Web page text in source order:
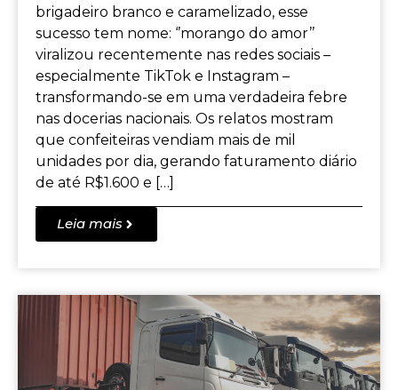
brigadeiro branco e caramelizado, esse
sucesso tem nome: ‘’morango do amor’’
viralizou recentemente nas redes sociais –
especialmente TikTok e Instagram –
transformando-se em uma verdadeira febre
nas docerias nacionais. Os relatos mostram
que confeiteiras vendiam mais de mil
unidades por dia, gerando faturamento diário
de até R$1.600 e […]
Leia mais